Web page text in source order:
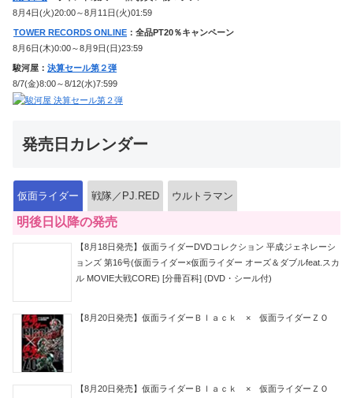
8月4日(火)20:00～8月11日(火)01:59
TOWER RECORDS ONLINE ：全品PT20％キャンペーン
8月6日(木)0:00～8月9日(日)23:59
駿河屋： 決算セール第２弾
8/7(金)8:00～8/12(水)7:599
発売日カレンダー
仮面ライダー 戦隊／PJ.RED ウルトラマン
明後日以降の発売
【8月18日発売】仮面ライダーDVDコレクション 平成ジェネレーシ
ョンズ 第16号(仮面ライダー×仮面ライダー オーズ＆ダブルfeat.スカ
ル MOVIE大戦CORE) [分冊百科] (DVD・シール付)
【8月20日発売】仮面ライダーＢｌａｃｋ × 仮面ライダーＺＯ
【8月20日発売】仮面ライダーＢｌａｃｋ × 仮面ライダーＺＯ